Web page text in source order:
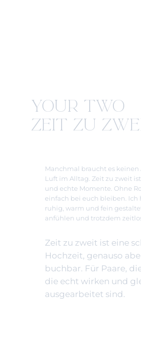
YOUR TWO
ZEIT ZU
Manchmal braucht es
Luft im Alltag. Zeit zu zweit
und echte Momente. Ohne
einfach bei euch bleiben. Ich
ruhig, warm und fein
anfühlen und trotzdem
Zeit zu zweit ist eine
Hochzeit, genauso
buchbar. Für Paare,
die echt wirken und
ausgearbeitet sind.